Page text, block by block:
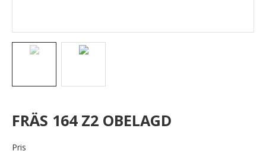
FRÄS 164 Z2 OBELAGD
Pris